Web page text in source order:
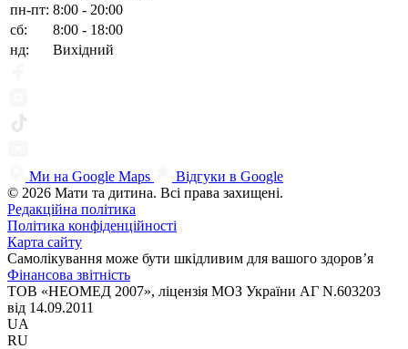
пн-пт: 8:00 - 20:00
сб:
8:00 - 18:00
нд:
Вихідний
Ми на Google Maps
Відгуки в Google
© 2026 Мати та дитина. Всі права захищені.
Редакційна політика
Політика конфіденційності
Карта сайту
Самолікування може бути шкідливим для вашого здоров’я
Фінансова звітність
ТОВ «НЕОМЕД 2007», ліцензія МОЗ України АГ N.603203
від 14.09.2011
UA
RU